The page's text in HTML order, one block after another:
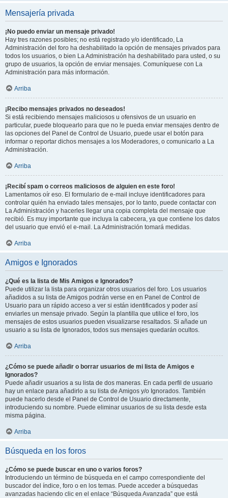
Mensajería privada
¡No puedo enviar un mensaje privado!
Hay tres razones posibles; no está registrado y/o identificado, La
Administración del foro ha deshabilitado la opción de mensajes privados para
todos los usuarios, o bien La Administración ha deshabilitado para usted, o su
grupo de usuarios, la opción de enviar mensajes. Comuníquese con La
Administración para más información.
Arriba
¡Recibo mensajes privados no deseados!
Si está recibiendo mensajes maliciosos u ofensivos de un usuario en
particular, puede bloquearlo para que no le pueda enviar mensajes dentro de
las opciones del Panel de Control de Usuario, puede usar el botón para
informar o reportar dichos mensajes a los Moderadores, o comunicarlo a La
Administración.
Arriba
¡Recibí spam o correos maliciosos de alguien en este foro!
Lamentamos oír eso. El formulario de e-mail incluye identificadores para
controlar quién ha enviado tales mensajes, por lo tanto, puede contactar con
La Administración y hacerles llegar una copia completa del mensaje que
recibió. Es muy importante que incluya la cabecera, ya que contiene los datos
del usuario que envió el e-mail. La Administración tomará medidas.
Arriba
Amigos e Ignorados
¿Qué es la lista de Mis Amigos e Ignorados?
Puede utilizar la lista para organizar otros usuarios del foro. Los usuarios
añadidos a su lista de Amigos podrán verse en en Panel de Control de
Usuario para un rápido acceso a ver si están identificados y poder así
enviarles un mensaje privado. Según la plantilla que utilice el foro, los
mensajes de estos usuarios pueden visualizarse resaltados. Si añade un
usuario a su lista de Ignorados, todos sus mensajes quedarán ocultos.
Arriba
¿Cómo se puede añadir o borrar usuarios de mi lista de Amigos e
Ignorados?
Puede añadir usuarios a su lista de dos maneras. En cada perfil de usuario
hay un enlace para añadirlo a su lista de Amigos y/o Ignorados. También
puede hacerlo desde el Panel de Control de Usuario directamente,
introduciendo su nombre. Puede eliminar usuarios de su lista desde esta
misma página.
Arriba
Búsqueda en los foros
¿Cómo se puede buscar en uno o varios foros?
Introduciendo un término de búsqueda en el campo correspondiente del
buscador del índice, foro o en los temas. Puede acceder a búsquedas
avanzadas haciendo clic en el enlace “Búsqueda Avanzada” que está